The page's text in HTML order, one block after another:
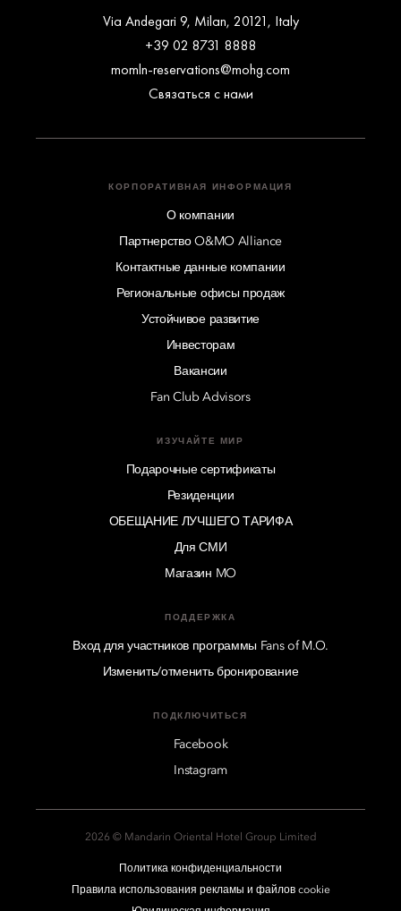
Via Andegari 9, Milan, 20121, Italy
+39 02 8731 8888
momln-reservations@mohg.com
Связаться с нами
КОРПОРАТИВНАЯ ИНФОРМАЦИЯ
О компании
Партнерство O&MO Alliance
Контактные данные компании
Региональные офисы продаж
Устойчивое развитие
Инвесторам
Вакансии
Fan Club Advisors
ИЗУЧАЙТЕ МИР
Подарочные сертификаты
Резиденции
ОБЕЩАНИЕ ЛУЧШЕГО ТАРИФА
Для СМИ
Магазин MO
ПОДДЕРЖКА
Вход для участников программы Fans of M.O.
Изменить/отменить бронирование
ПОДКЛЮЧИТЬСЯ
Facebook
Instagram
2026 © Mandarin Oriental Hotel Group Limited
Политика конфиденциальности
Правила использования рекламы и файлов cookie